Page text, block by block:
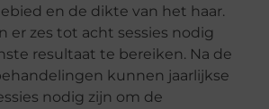
en de dikte van het haar.
er zes tot acht sessies nodig
resultaat te bereiken. Na de
kunnen jaarlijkse
nodig zijn om de